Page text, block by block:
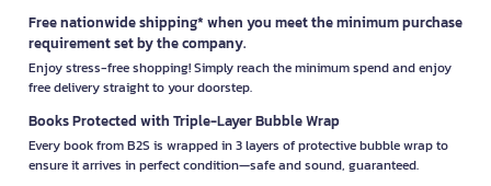
Free nationwide shipping* when you meet the minimum purchase
requirement set by the company.
Enjoy stress-free shopping! Simply reach the minimum spend and enjoy
free delivery straight to your doorstep.
Books Protected with Triple-Layer Bubble Wrap
Every book from B2S is wrapped in 3 layers of protective bubble wrap to
ensure it arrives in perfect condition—safe and sound, guaranteed.